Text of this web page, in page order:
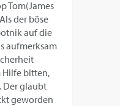
Tom(James
der böse
auf die
aufmerksam
Hilfe bitten,
Der glaubt
geworden